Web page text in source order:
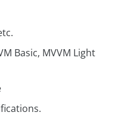
Basic, MVVM Light